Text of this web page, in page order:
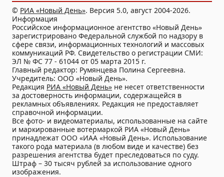
© РИА «Новый День». Версия 5.0, август 2004-2026.
Информация
Российское информационное агентство «Новый День»
зарегистрировано Федеральной службой по надзору в
сфере связи, информационных технологий и массовых
коммуникаций РФ. Свидетельство о регистрации СМИ:
ЭЛ № ФС 77 - 61044 от 05 марта 2015 г.
Главный редактор: Румянцева Полина Сергеевна.
Учредитель: ООО «Новый День».
Редакция РИА «Новый День» не несет ответственности
за достоверность информации, содержащейся в
рекламных объявлениях. Редакция не предоставляет
справочной информации.
Все фото- и видеоматериалы, использованные на сайте
и маркированные вотермаркой РИА «Новый День»
принадлежат ООО «ИАА «Новый День». Использование
такого рода материала (в любом виде и качестве) без
разрешения агентства будет преследоваться по суду.
Штраф – 30 тысяч рублей за использование одного
изображения.